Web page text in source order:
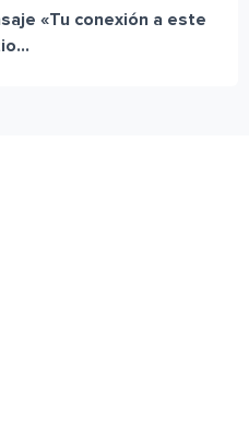
«Tu conexión a este